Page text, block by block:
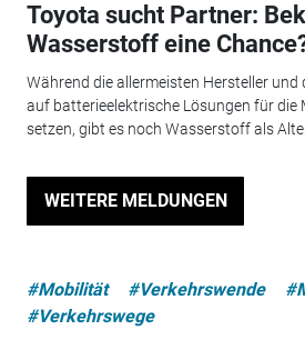
Toyota sucht Partner:
Wasserstoff eine
Während die allermeisten Hersteller und
auf batterieelektrische Lösungen für die
setzen, gibt es noch Wasserstoff als
WEITERE MELDUNGEN
#Mobilität #Verkehrswende
#Verkehrswege